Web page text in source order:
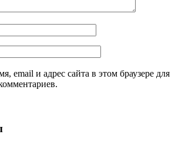
email и адрес сайта в этом браузере для